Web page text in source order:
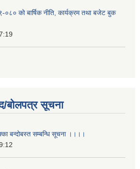
को बार्षिक नीति, कार्यक्रम तथा बजेट बुक
बोलपत्र सूचना
बन्दोबस्त सम्बन्धि सूचना ।।।।